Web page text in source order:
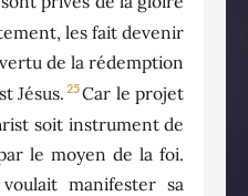
les fait devenir
de la rédemption
Jésus. 25Car le projet
soit instrument de
le moyen de la foi.
manifester sa